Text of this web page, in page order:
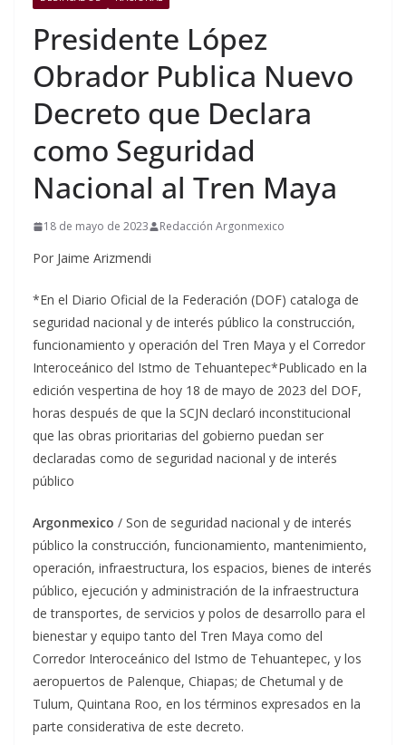
Presidente López
Obrador Publica Nuevo
Decreto que Declara
como Seguridad
Nacional al Tren Maya
18 de mayo de 2023 Redacción Argonmexico
Por Jaime Arizmendi
*En el Diario Oficial de la Federación (DOF) cataloga de
seguridad nacional y de interés público la construcción,
funcionamiento y operación del Tren Maya y el Corredor
Interoceánico del Istmo de Tehuantepec*Publicado en la
edición vespertina de hoy 18 de mayo de 2023 del DOF,
horas después de que la SCJN declaró inconstitucional
que las obras prioritarias del gobierno puedan ser
declaradas como de seguridad nacional y de interés
público
Argonmexico / Son de seguridad nacional y de interés
público la construcción, funcionamiento, mantenimiento,
operación, infraestructura, los espacios, bienes de interés
público, ejecución y administración de la infraestructura
de transportes, de servicios y polos de desarrollo para el
bienestar y equipo tanto del Tren Maya como del
Corredor Interoceánico del Istmo de Tehuantepec, y los
aeropuertos de Palenque, Chiapas; de Chetumal y de
Tulum, Quintana Roo, en los términos expresados en la
parte considerativa de este decreto.